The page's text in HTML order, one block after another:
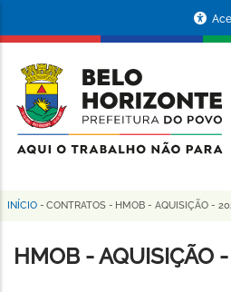
conteúdo
principal
da
Prefeitura
de
Horizonte
Trilha
de
INÍCIO - CONTRATOS - HMOB - AQUISIÇÃO -
HMOB - AQUISIÇÃO